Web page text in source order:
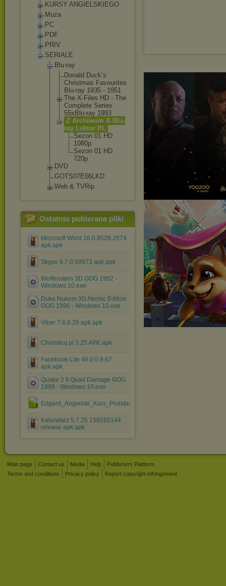
KURSY ANGIELSKIEGO
Muza
PC
PDF
PRIV
SERIALE
Blu-ray
Donald Duck’s
Christmas Favourites
Blu-ray 1935 - 1951
The X-Files HD - The
Complete Series
55xBlu-ray 1993
Z Archiwum X Blu-
ray Lektor PL
Sezon 01 HD
1080p
Sezon 01 HD
720p
DVD
GOTS07E06LKD
Web & TVRip
Ostatnio pobierane pliki
Microsoft Word 16.0.8528.2074
apk.apk
Skype 8.7.0.59973 apk.apk
Wolfenstein 3D GOG 1992 -
Windows 10.exe
Duke Nukem 3D Atomic Edition
GOG 1996 - Windows 10.exe
Viber 7.6.0.26 apk.apk
Chomikuj.pl 3.25 APK.apk
Facebook Lite 46.0.0.8.67
apk.apk
Quake 2 II Quad Damage GOG
1999 - Windows 10.exe
Edgard_Angielski_Kurs_Podstawowy.rar
Kalendarz 5.7.25 158265144
release apk.apk
Main page Contact us Media Help
Publishers Platform
Terms and conditions
Privacy policy Report copyright infringement